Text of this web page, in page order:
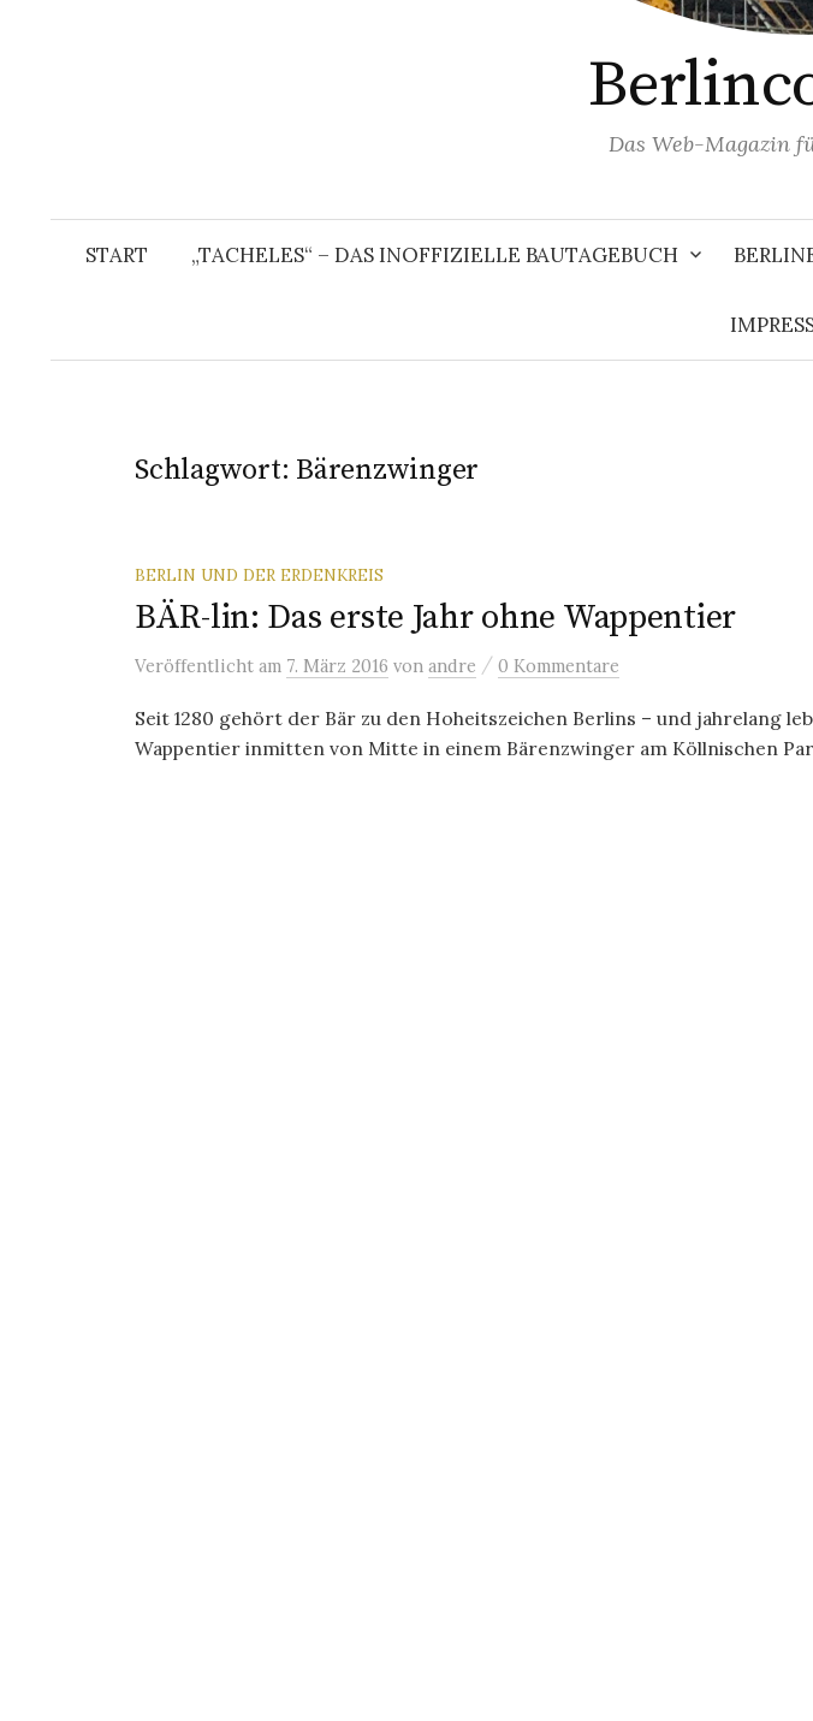
Das Web-Magazin
START „TACHELES“ – DAS INOFFIZIELLE BAUTAGEBUCH
Schlagwort: Bärenzwinger
BERLIN UND DER ERDENKREIS
BÄR-lin: Das erste Jahr ohne Wappentier
Veröffentlicht am 7. März 2016 von andre / 0 Kommentare
Seit 1280 gehört der Bär zu den Hoheitszeichen Berlins – und jahrelang
Wappentier inmitten von Mitte in einem Bärenzwinger am Köllnischen